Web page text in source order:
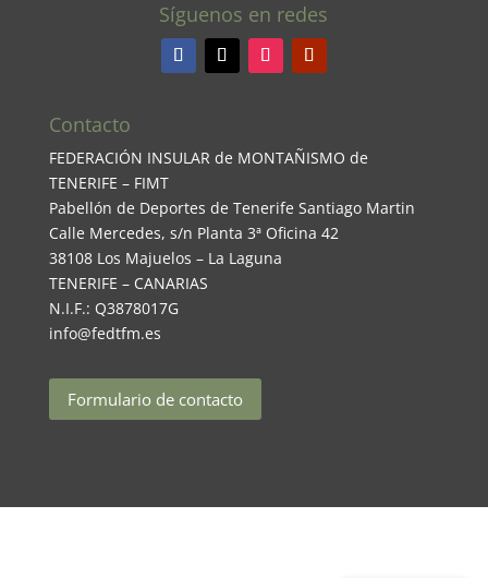
Síguenos en redes
Contacto
FEDERACIÓN INSULAR de MONTAÑISMO de
TENERIFE – FIMT
Pabellón de Deportes de Tenerife Santiago Martin
Calle Mercedes, s/n Planta 3ª Oficina 42
38108 Los Majuelos – La Laguna
TENERIFE – CANARIAS
N.I.F.: Q3878017G
info@fedtfm.es
Formulario de contacto